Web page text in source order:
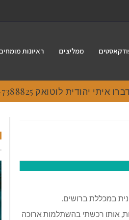
ממליצים ראיונות
לוטואק 054-7388825.
במכללת ברושים.
אותו רכשתי בהשתלמות ארוכה